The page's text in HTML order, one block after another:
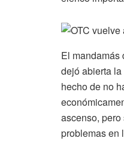
El mandamás
dejó abierta
hecho de no
ascenso,
problemas en